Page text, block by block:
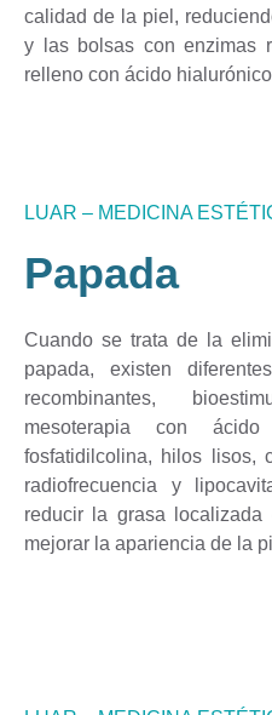
calidad de la piel,
y las bolsas con enzimas
relleno con ácido
LUAR – MEDICINA
Papada
Cuando se trata de la
papada, existen
recombinantes,
mesoterapia con
fosfatidilcolina, hilos lisos,
radiofrecuencia y
reducir la grasa
mejorar la apariencia de la